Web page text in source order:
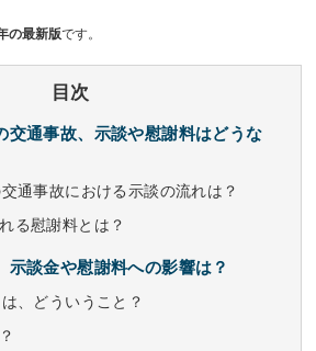
の最新版です。
目次
交通事故、示談や慰謝料はどうな
通事故における示談の流れは？
る慰謝料とは？
示談金や慰謝料への影響は？
、どういうこと？